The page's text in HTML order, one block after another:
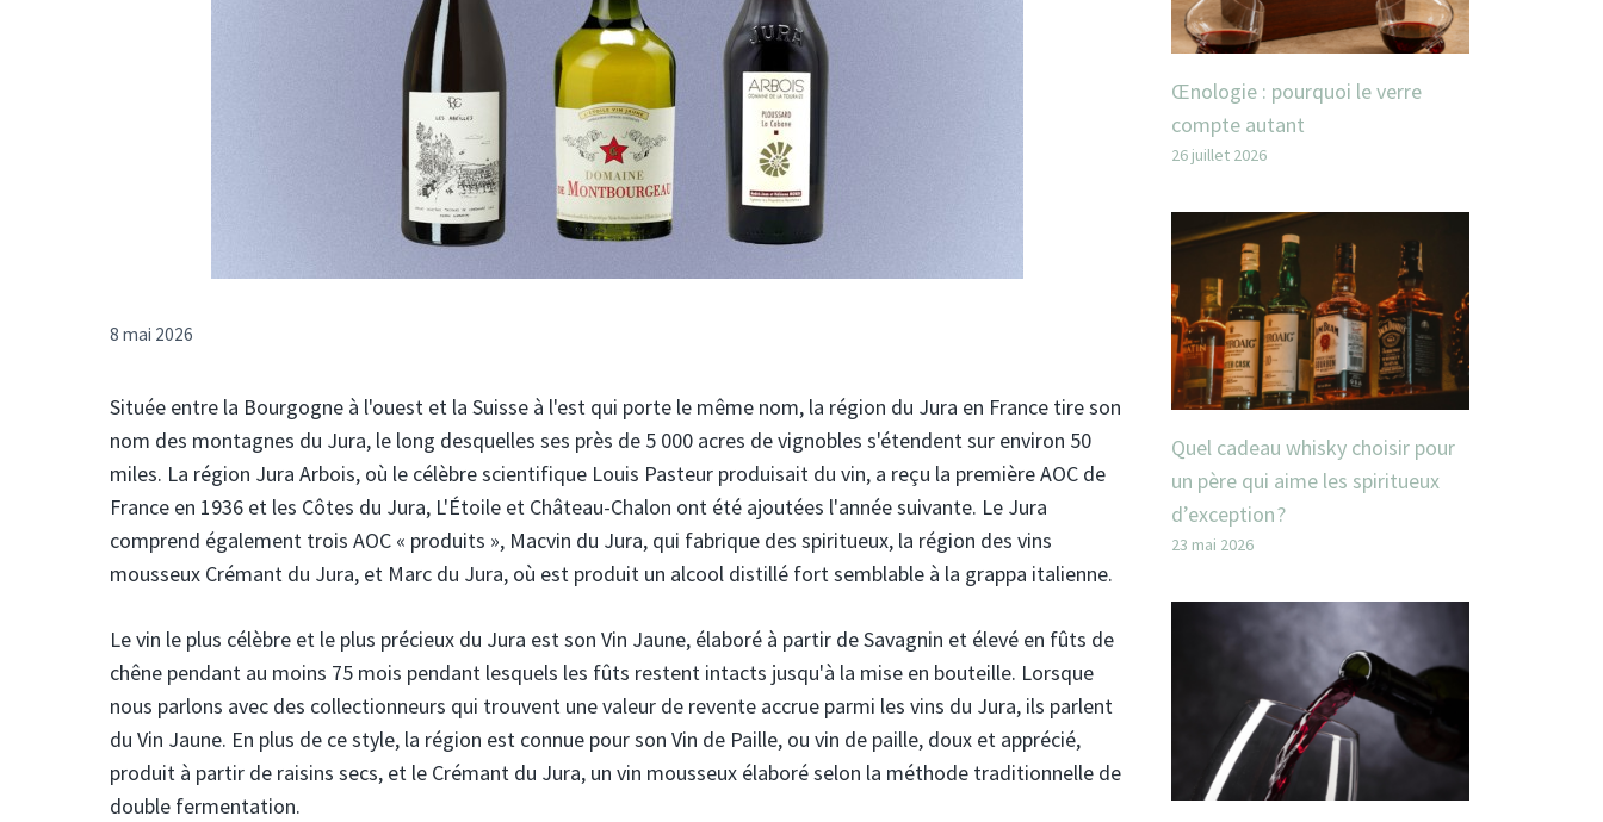
8 mai 2026
Située entre la Bourgogne à l'ouest et la Suisse à l'est qui porte le même nom, la région du Jura en France tire son
nom des montagnes du Jura, le long desquelles ses près de 5 000 acres de vignobles s'étendent sur environ 50
miles. La région Jura Arbois, où le célèbre scientifique Louis Pasteur produisait du vin, a reçu la première AOC de
France en 1936 et les Côtes du Jura, L'Étoile et Château-Chalon ont été ajoutées l'année suivante. Le Jura
comprend également trois AOC « produits », Macvin du Jura, qui fabrique des spiritueux, la région des vins
mousseux Crémant du Jura, et Marc du Jura, où est produit un alcool distillé fort semblable à la grappa italienne.
Le vin le plus célèbre et le plus précieux du Jura est son Vin Jaune, élaboré à partir de Savagnin et élevé en fûts de
chêne pendant au moins 75 mois pendant lesquels les fûts restent intacts jusqu'à la mise en bouteille. Lorsque
nous parlons avec des collectionneurs qui trouvent une valeur de revente accrue parmi les vins du Jura, ils parlent
du Vin Jaune. En plus de ce style, la région est connue pour son Vin de Paille, ou vin de paille, doux et apprécié,
produit à partir de raisins secs, et le Crémant du Jura, un vin mousseux élaboré selon la méthode traditionnelle de
double fermentation.
Œnologie : pourquoi le verre
compte autant
26 juillet 2026
Quel cadeau whisky choisir pour
un père qui aime les spiritueux
d’exception ?
23 mai 2026